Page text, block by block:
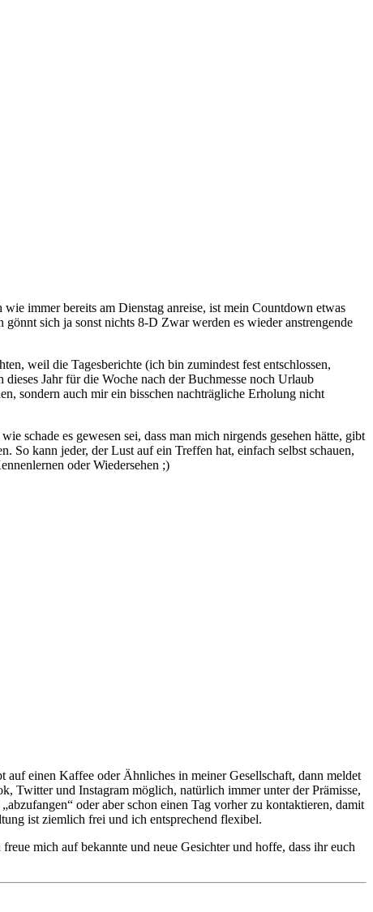
immer bereits am Dienstag anreise, ist mein Countdown etwas
sich ja sonst nichts 8-D Zwar werden es wieder anstrengende
weil die Tagesberichte (ich bin zumindest fest entschlossen,
Jahr für die Woche nach der Buchmesse noch Urlaub
sondern auch mir ein bisschen nachträgliche Erholung nicht
schade es gewesen sei, dass man mich nirgends gesehen hätte, gibt
So kann jeder, der Lust auf ein Treffen hat, einfach selbst schauen,
oder Wiedersehen ;)
einen Kaffee oder Ähnliches in meiner Gesellschaft, dann meldet
Twitter und Instagram möglich, natürlich immer unter der Prämisse,
oder aber schon einen Tag vorher zu kontaktieren, damit
ist ziemlich frei und ich entsprechend flexibel.
mich auf bekannte und neue Gesichter und hoffe, dass ihr euch